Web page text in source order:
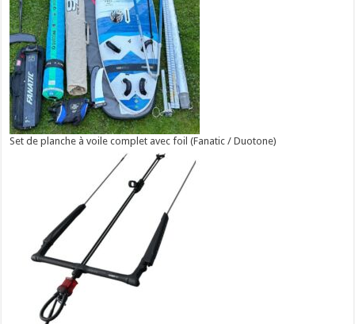
Set de planche à voile complet avec foil (Fanatic / Duotone)